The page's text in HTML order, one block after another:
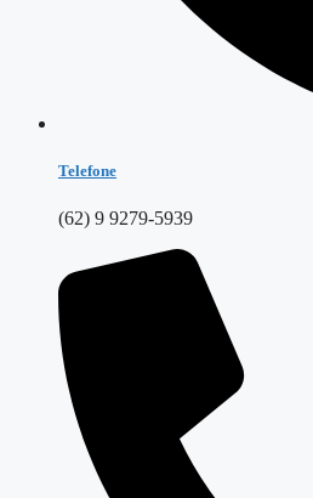
Telefone
(62) 9 9279-5939